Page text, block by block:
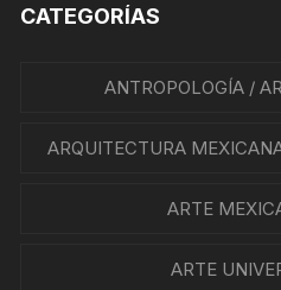
CATEGORÍAS
ANTROPOLOGÍA /
ARQUITECTURA
ARTE
ARTE